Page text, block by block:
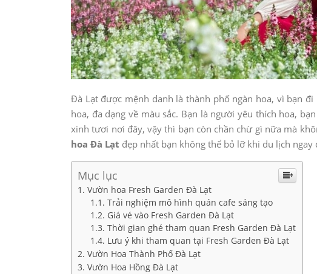
Đà Lạt được mệnh danh là thành phố ngàn hoa, vì bạn
hoa, đa dạng về màu sắc. Bạn là người yêu thích hoa,
xinh tươi nơi đây, vậy thì bạn còn chần chừ gì nữa mà
hoa Đà Lạt đẹp nhất bạn không thể bỏ lỡ khi du lịch ngay
Mục lục
Vườn hoa Fresh Garden Đà Lạt
Trải nghiệm mô hình quán cafe sáng tạo
Giá vé vào Fresh Garden Đà Lạt
Thời gian ghé tham quan Fresh Garden Đà Lạt
Lưu ý khi tham quan tại Fresh Garden Đà Lạt
Vườn Hoa Thành Phố Đà Lạt
Vườn Hoa Hồng Đà Lạt